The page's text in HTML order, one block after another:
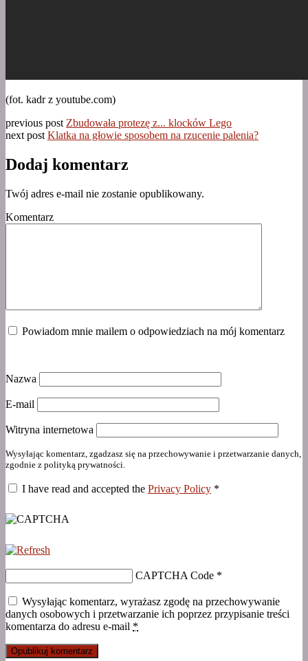
(fot. kadr z youtube.com)
previous post Zbudowała protezę z... klocków Lego
next post Klatka na głowie sposobem na rzucenie palenia?
Dodaj komentarz
Twój adres e-mail nie zostanie opublikowany.
Komentarz
Powiadom mnie mailem o odpowiedziach na mój komentarz
Nazwa
E-mail
Witryna internetowa
Wysyłając komentarz, zgadzasz się na przechowywanie i przetwarzanie danych,
zgodnie z polityką prywatności.
I have read and accepted the Privacy Policy *
CAPTCHA Code *
Wysyłając komentarz, wyrażasz zgodę na przechowywanie
danych osobowych i przetwarzanie ich poprzez przypisanie treści
komentarza do adresu e-mail *